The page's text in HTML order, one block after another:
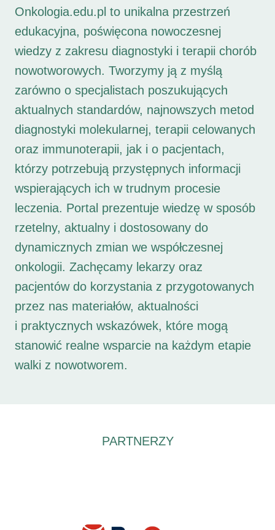
Onkologia.edu.pl to unikalna przestrzeń
edukacyjna, poświęcona nowoczesnej
wiedzy z zakresu diagnostyki i terapii chorób
nowotworowych. Tworzymy ją z myślą
zarówno o specjalistach poszukujących
aktualnych standardów, najnowszych metod
diagnostyki molekularnej, terapii celowanych
oraz immunoterapii, jak i o pacjentach,
którzy potrzebują przystępnych informacji
wspierających ich w trudnym procesie
leczenia. Portal prezentuje wiedzę w sposób
rzetelny, aktualny i dostosowany do
dynamicznych zmian we współczesnej
onkologii. Zachęcamy lekarzy oraz
pacjentów do korzystania z przygotowanych
przez nas materiałów, aktualności
i praktycznych wskazówek, które mogą
stanowić realne wsparcie na każdym etapie
walki z nowotworem.
PARTNERZY